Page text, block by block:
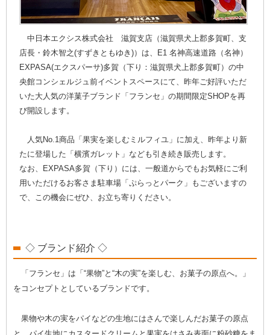
中日本エクシス株式会社 滋賀支店（滋賀県犬上郡多賀町、支
店長・鈴木智之(すずきともゆき)）は、E1 名神高速道路（名神）
EXPASA(エクスパーサ)多賀（下り：滋賀県犬上郡多賀町）の中
央館コンシェルジュ前イベントスペースにて、昨年ご好評いただ
いた大人気の洋菓子ブランド「フランセ」の期間限定SHOPを再
び開設します。
人気No.1商品「果実を楽しむミルフィユ」に加え、昨年より新
たに登場した「横濱ガレット」なども引き続き販売します。
なお、EXPASA多賀（下り）には、一般道からでもお気軽にご利
用いただけるお客さま駐車場「ぷらっとパーク」もございますの
で、この機会にぜひ、お立ち寄りください。
◇ ブランド紹介 ◇
「フランセ」は「“果物”と“木の実”を楽しむ、お菓子の原点へ。」
をコンセプトとしているブランドです。
果物や木の実をパイなどの生地にはさんで楽しんだお菓子の原点